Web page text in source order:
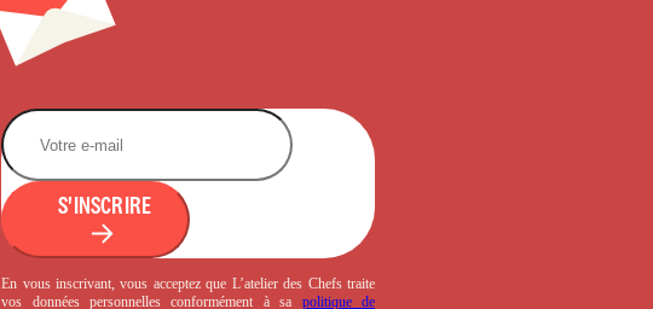
S'INSCRIRE
En vous inscrivant, vous acceptez que L’atelier des Chefs traite
vos données personnelles conformément à sa politique de